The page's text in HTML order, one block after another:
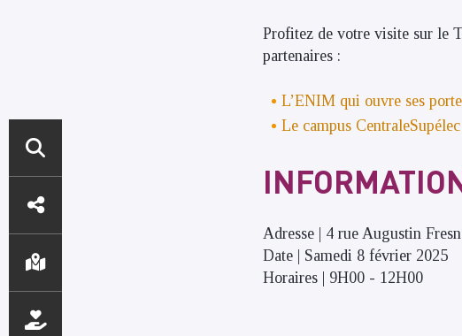
ACCÈS
DIRECTS
Profitez de votre visite sur le
partenaires :
L’ENIM qui ouvre ses
Le campus
Adresse | 4 rue Augustin
Date | Samedi 8 février 2025
Horaires | 9H00 - 12H00